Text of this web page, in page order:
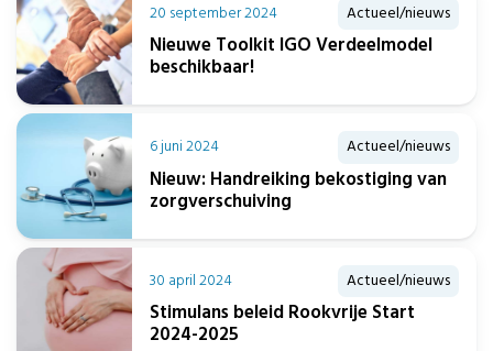
20 september 2024 Actueel/nieuws
Nieuwe Toolkit IGO Verdeelmodel
beschikbaar!
6 juni 2024 Actueel/nieuws
Nieuw: Handreiking bekostiging van
zorgverschuiving
30 april 2024 Actueel/nieuws
Stimulans beleid Rookvrije Start
2024-2025